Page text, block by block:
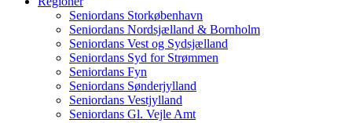
Seniordans Storkøbenhavn
Seniordans Nordsjælland & Bornholm
Seniordans Vest og Sydsjælland
Seniordans Syd for Strømmen
Seniordans Fyn
Seniordans Sønderjylland
Seniordans Vestjylland
Seniordans Gl. Vejle Amt